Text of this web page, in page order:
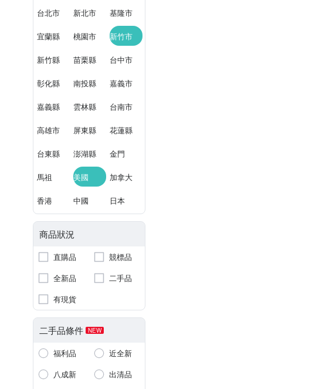
台北市 新北市 基隆市
宜蘭縣 桃園市 新竹市
新竹縣 苗栗縣 台中市
彰化縣 南投縣 嘉義市
嘉義縣 雲林縣 台南市
高雄市 屏東縣 花蓮縣
台東縣 澎湖縣 金門
馬祖 美國 加拿大
香港 中國 日本
商品狀況
直購品
競標品
全新品
二手品
有現貨
二手品條件 NEW
福利品
近全新
八成新
出清品